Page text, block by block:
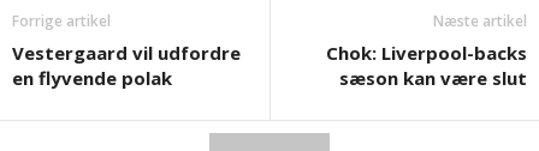
Forrige artikel
Vestergaard vil udfordre
en flyvende polak
Næste artikel
Chok: Liverpool-backs
sæson kan være slut